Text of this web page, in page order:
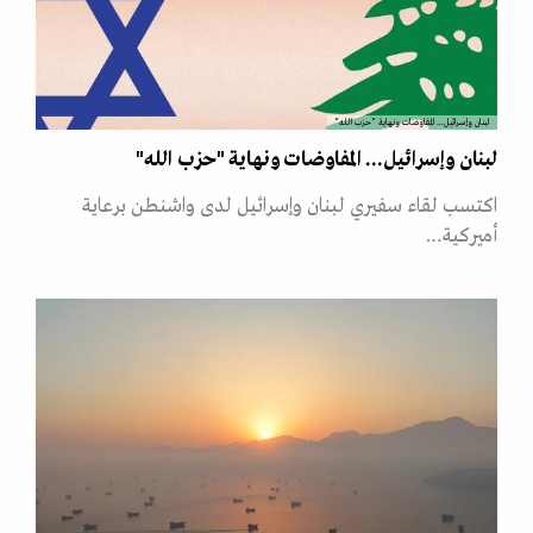
لبنان وإسرائيل... المفاوضات ونهاية "حزب الله"
لبنان وإسرائيل... المفاوضات ونهاية "حزب الله"
اكتسب لقاء سفيري لبنان وإسرائيل لدى واشنطن برعاية
أميركية…